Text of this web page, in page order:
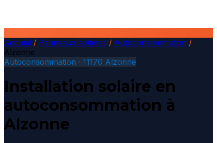
Accueil / Panneaux solaires / Autoconsommation /
Alzonne
Autoconsommation · 11170 Alzonne
Installation solaire en
autoconsommation à
Alzonne